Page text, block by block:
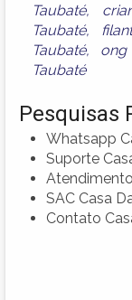
Taubaté,
Taubaté,
Taubaté,
Taubaté
Pesquisas
Whatsapp
Suporte
SAC Casa
Contato